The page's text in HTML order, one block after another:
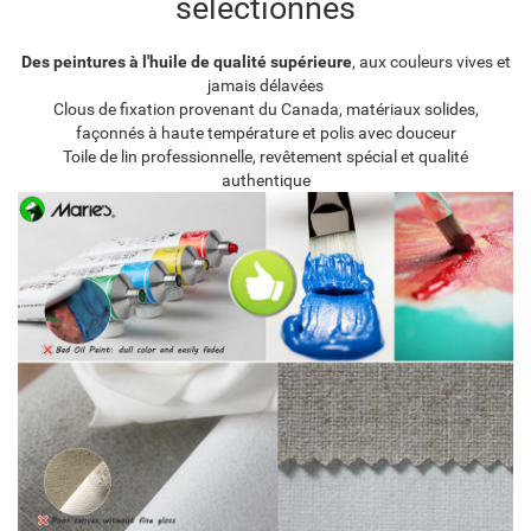
sélectionnés
Des peintures à l'huile de qualité supérieure, aux couleurs vives et
jamais délavées
Clous de fixation provenant du Canada, matériaux solides,
façonnés à haute température et polis avec douceur
Toile de lin professionnelle, revêtement spécial et qualité
authentique